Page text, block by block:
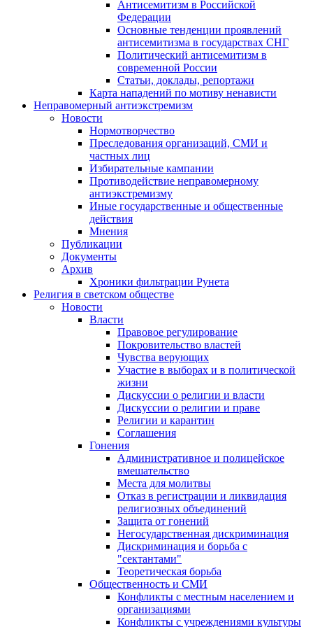
Антисемитизм в Российской
Федерации
Основные тенденции проявлений
антисемитизма в государствах СНГ
Политический антисемитизм в
современной России
Статьи, доклады, репортажи
Карта нападений по мотиву ненависти
Неправомерный антиэкстремизм
Новости
Нормотворчество
Преследования организаций, СМИ и
частных лиц
Избирательные кампании
Противодействие неправомерному
антиэкстремизму
Иные государственные и общественные
действия
Мнения
Публикации
Документы
Архив
Хроники фильтрации Рунета
Религия в светском обществе
Новости
Власти
Правовое регулирование
Покровительство властей
Чувства верующих
Участие в выборах и в политической
жизни
Дискуссии о религии и власти
Дискуссии о религии и праве
Религии и карантин
Соглашения
Гонения
Административное и полицейское
вмешательство
Места для молитвы
Отказ в регистрации и ликвидация
религиозных объединений
Защита от гонений
Негосударственная дискриминация
Дискриминация и борьба с
"сектантами"
Теоретическая борьба
Общественность и СМИ
Конфликты с местным населением и
организациями
Конфликты с учреждениями культуры